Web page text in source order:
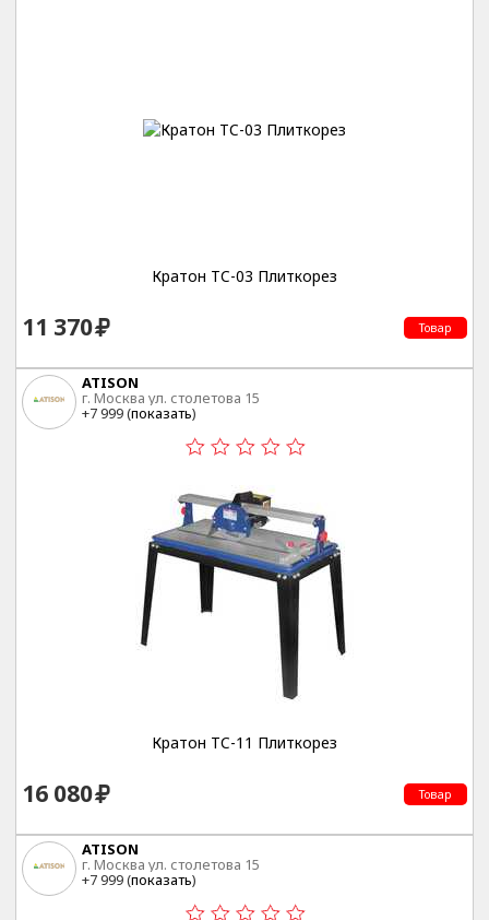
Кратон TC-03 Плиткорез
11 370 Товар
ATISON
г. Москва ул. столетова 15
+7 999 (показать)
Кратон TC-11 Плиткорез
16 080 Товар
ATISON
г. Москва ул. столетова 15
+7 999 (показать)